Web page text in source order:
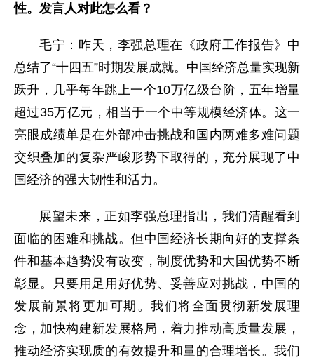
性。发言人对此怎么看？
毛宁：昨天，李强总理在《政府工作报告》中
总结了“十四五”时期发展成就。中国经济总量实现新
跃升，几乎每年跳上一个10万亿级台阶，五年增量
超过35万亿元，相当于一个中等规模经济体。这一
亮眼成绩单是在外部冲击挑战和国内两难多难问题
交织叠加的复杂严峻形势下取得的，充分展现了中
国经济的强大韧性和活力。
展望未来，正如李强总理指出，我们清醒看到
面临的困难和挑战。但中国经济长期向好的支撑条
件和基本趋势没有改变，制度优势和大国优势不断
彰显。只要用足用好优势、妥善应对挑战，中国的
发展前景将更加可期。我们将全面贯彻新发展理
念，加快构建新发展格局，着力推动高质量发展，
推动经济实现质的有效提升和量的合理增长。我们